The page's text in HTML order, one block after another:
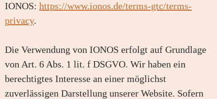
IONOS: https://www.ionos.de/terms-gtc/terms-
privacy.
Die Verwendung von IONOS erfolgt auf Grundlage
von Art. 6 Abs. 1 lit. f DSGVO. Wir haben ein
berechtigtes Interesse an einer möglichst
zuverlässigen Darstellung unserer Website. Sofern